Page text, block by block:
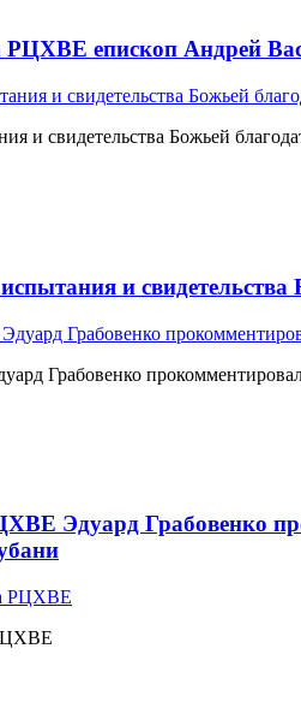
РЦХВЕ епископ Андрей
и свидетельства Божьей
и свидетельства
Грабовенко
Эдуард Грабовенко